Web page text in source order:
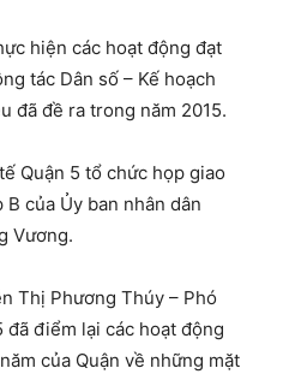
hiện các hoạt động đạt
tác Dân số – Kế hoạch
đã đề ra trong năm 2015.
Quận 5 tổ chức họp giao
của Ủy ban nhân dân
Vương.
Thị Phương Thúy – Phó
điểm lại các hoạt động
của Quận về những mặt